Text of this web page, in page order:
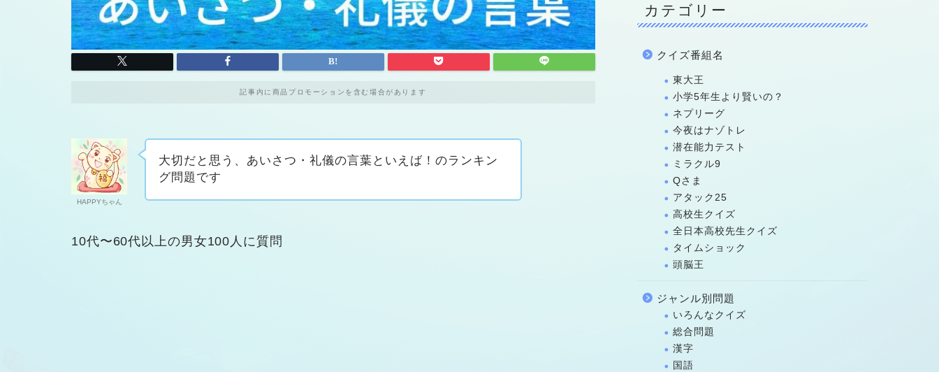
記事内に商品プロモーションを含む場合があります
HAPPYちゃん
大切だと思う、あいさつ・礼儀の言葉といえば！のランキン
グ問題です
10代〜60代以上の男女100人に質問
カテゴリー
クイズ番組名
東大王
小学5年生より賢いの？
ネプリーグ
今夜はナゾトレ
潜在能力テスト
ミラクル9
Qさま
アタック25
高校生クイズ
全日本高校先生クイズ
タイムショック
頭脳王
ジャンル別問題
いろんなクイズ
総合問題
漢字
国語